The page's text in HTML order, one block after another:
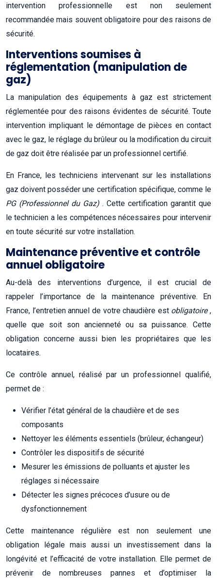
intervention professionnelle est non seulement
recommandée mais souvent obligatoire pour des raisons de
sécurité.
Interventions soumises à
réglementation (manipulation de
gaz)
La manipulation des équipements à gaz est strictement
réglementée pour des raisons évidentes de sécurité. Toute
intervention impliquant le démontage de pièces en contact
avec le gaz, le réglage du brûleur ou la modification du circuit
de gaz doit être réalisée par un professionnel certifié.
En France, les techniciens intervenant sur les installations
gaz doivent posséder une certification spécifique, comme le
PG (Professionnel du Gaz) . Cette certification garantit que
le technicien a les compétences nécessaires pour intervenir
en toute sécurité sur votre installation.
Maintenance préventive et contrôle
annuel obligatoire
Au-delà des interventions d’urgence, il est crucial de
rappeler l’importance de la maintenance préventive. En
France, l’entretien annuel de votre chaudière est obligatoire,
quelle que soit son ancienneté ou sa puissance. Cette
obligation concerne aussi bien les propriétaires que les
locataires.
Ce contrôle annuel, réalisé par un professionnel qualifié,
permet de :
Vérifier l’état général de la chaudière et de ses
composants
Nettoyer les éléments essentiels (brûleur, échangeur)
Contrôler les dispositifs de sécurité
Mesurer les émissions de polluants et ajuster les
réglages si nécessaire
Détecter les signes précoces d’usure ou de
dysfonctionnement
Cette maintenance régulière est non seulement une
obligation légale mais aussi un investissement dans la
longévité et l’efficacité de votre installation. Elle permet de
prévenir de nombreuses pannes et d’optimiser la